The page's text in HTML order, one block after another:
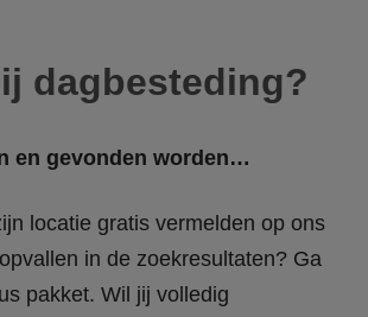
dagbesteding?
en gevonden worden…
locatie gratis vermelden op ons
in de zoekresultaten? Ga
pakket. Wil jij volledig